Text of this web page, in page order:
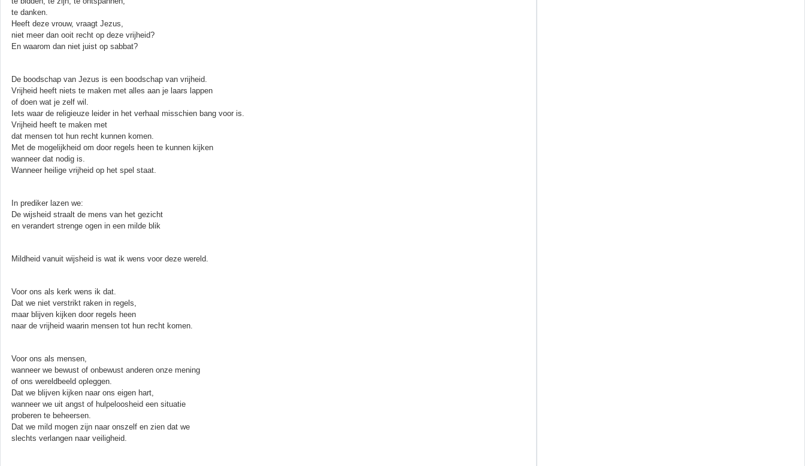
te danken.
Heeft deze vrouw, vraagt Jezus,
niet meer dan ooit recht op deze vrijheid?
En waarom dan niet juist op sabbat?
De boodschap van Jezus is een boodschap van vrijheid.
Vrijheid heeft niets te maken met alles aan je laars lappen
of doen wat je zelf wil.
Iets waar de religieuze leider in het verhaal misschien bang voor is.
Vrijheid heeft te maken met
dat mensen tot hun recht kunnen komen.
Met de mogelijkheid om door regels heen te kunnen kijken
wanneer dat nodig is.
Wanneer heilige vrijheid op het spel staat.
In prediker lazen we:
De wijsheid straalt de mens van het gezicht
en verandert strenge ogen in een milde blik
Mildheid vanuit wijsheid is wat ik wens voor deze wereld.
Voor ons als kerk wens ik dat.
Dat we niet verstrikt raken in regels,
maar blijven kijken door regels heen
naar de vrijheid waarin mensen tot hun recht komen.
Voor ons als mensen,
wanneer we bewust of onbewust anderen onze mening
of ons wereldbeeld opleggen.
Dat we blijven kijken naar ons eigen hart,
wanneer we uit angst of hulpeloosheid een situatie
proberen te beheersen.
Dat we mild mogen zijn naar onszelf en zien dat we
slechts verlangen naar veiligheid.